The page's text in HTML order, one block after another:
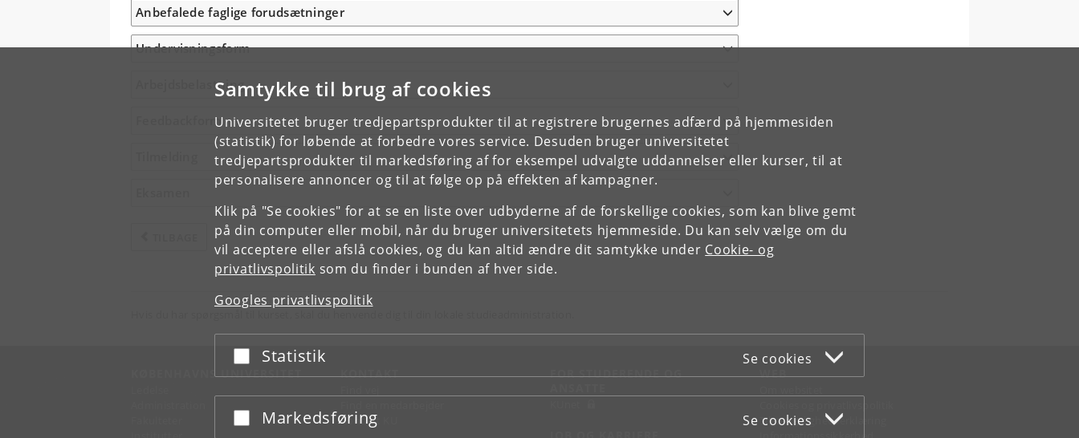
Samtykke til brug af cookies
Universitetet bruger tredjepartsprodukter til at registrere brugernes adfærd på hjemmesiden
(statistik) for løbende at forbedre vores service. Desuden bruger universitetet
tredjepartsprodukter til markedsføring af for eksempel udvalgte uddannelser eller kurser, til at
personalisere annoncer og til at følge op på effekten af kampagner.
Klik på "Se cookies" for at se en liste over udbyderne af de forskellige cookies, som kan blive gemt
på din computer eller mobil, når du bruger universitetets hjemmeside. Du kan selv vælge om du
vil acceptere eller afslå cookies, og du kan altid ændre dit samtykke under Cookie- og
privatlivspolitik som du finder i bunden af hver side.
Googles privatlivspolitik
Acceptér eller afslå
Statistik Se cookies
Acceptér eller afslå
Markedsføring Se cookies
Anbefalede faglige forudsætninger
Undervisningsform
Arbejdsbelastning
Feedbackform
KØBENHAVNS UNIVERSITET KONTAKT
Kontakt KU
FOR STUDERENDE OG
WEB
Tilgængelighedserklæring